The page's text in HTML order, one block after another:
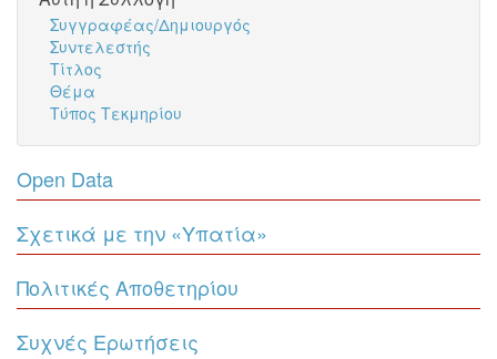
Συγγραφέας/Δημιουργός
Συντελεστής
Τίτλος
Θέμα
Τύπος Τεκμηρίου
Open Data
Σχετικά με την «Υπατία»
Πολιτικές Αποθετηρίου
Συχνές Ερωτήσεις